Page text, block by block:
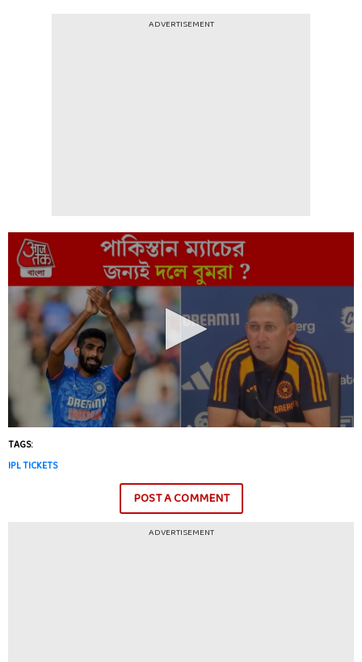
ADVERTISEMENT
TAGS:
IPL TICKETS
POST A COMMENT
ADVERTISEMENT